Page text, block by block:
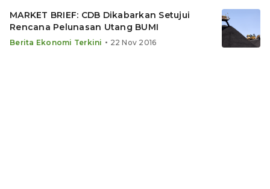
MARKET BRIEF: CDB Dikabarkan Setujui
Rencana Pelunasan Utang BUMI
Berita Ekonomi Terkini • 22 Nov 2016